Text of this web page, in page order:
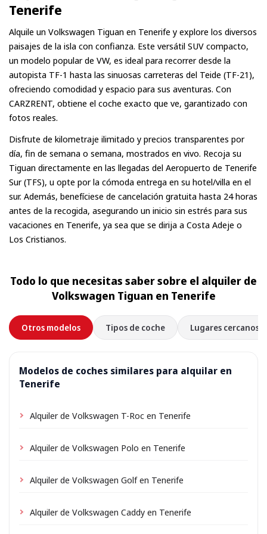
mostrada por adelantado.
Tenerife
Alquile un Volkswagen Tiguan en Tenerife y explore los diversos
paisajes de la isla con confianza. Este versátil SUV compacto,
un modelo popular de VW, es ideal para recorrer desde la
autopista TF-1 hasta las sinuosas carreteras del Teide (TF-21),
ofreciendo comodidad y espacio para sus aventuras. Con
CARZRENT, obtiene el coche exacto que ve, garantizado con
fotos reales.
Disfrute de kilometraje ilimitado y precios transparentes por
día, fin de semana o semana, mostrados en vivo. Recoja su
Tiguan directamente en las llegadas del Aeropuerto de Tenerife
Sur (TFS), u opte por la cómoda entrega en su hotel/villa en el
sur. Además, benefíciese de cancelación gratuita hasta 24 horas
antes de la recogida, asegurando un inicio sin estrés para sus
vacaciones en Tenerife, ya sea que se dirija a Costa Adeje o
Los Cristianos.
Todo lo que necesitas saber sobre el alquiler de
Volkswagen Tiguan en Tenerife
Otros modelos Tipos de coche Lugares cercanos
Modelos de coches similares para alquilar en
Tenerife
Alquiler de Volkswagen T-Roc en Tenerife
Alquiler de Volkswagen Polo en Tenerife
Alquiler de Volkswagen Golf en Tenerife
Alquiler de Volkswagen Caddy en Tenerife